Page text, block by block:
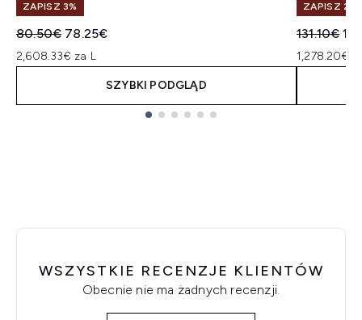
ZAPISZ 3%
Sugerowana cena detaliczna:
80.50€ Aktualna cena:
78.25€
2,608.33€ za L
SZYBKI PODGLĄD
ZAPISZ 2%
131.10€
1,278.20€
WSZYSTKIE RECENZJE KLIENTÓW
Obecnie nie ma żadnych recenzji.